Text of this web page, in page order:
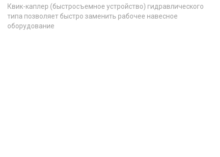
Квик-каплер (быстросъемное устройство) гидравлического
типа позволяет быстро заменить рабочее навесное
оборудование